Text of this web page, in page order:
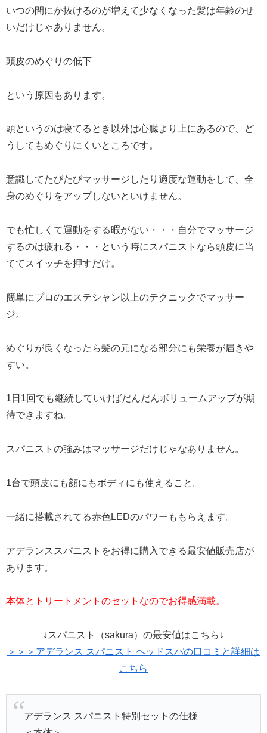
いつの間にか抜けるのが増えて少なくなった髪は年齢のせ
いだけじゃありません。
頭皮のめぐりの低下
という原因もあります。
頭というのは寝てるとき以外は心臓より上にあるので、ど
うしてもめぐりにくいところです。
意識してたびたびマッサージしたり適度な運動をして、全
身のめぐりをアップしないといけません。
でも忙しくて運動をする暇がない・・・自分でマッサージ
するのは疲れる・・・という時にスパニストなら頭皮に当
ててスイッチを押すだけ。
簡単にプロのエステシャン以上のテクニックでマッサー
ジ。
めぐりが良くなったら髪の元になる部分にも栄養が届きや
すい。
1日1回でも継続していけばだんだんボリュームアップが期
待できますね。
スパニストの強みはマッサージだけじゃなありません。
1台で頭皮にも顔にもボディにも使えること。
一緒に搭載されてる赤色LEDのパワーももらえます。
アデランススパニストをお得に購入できる最安値販売店が
あります。
本体とトリートメントのセットなのでお得感満載。
↓スパニスト（sakura）の最安値はこちら↓
＞＞＞アデランス スパニスト ヘッドスパの口コミと詳細は
こちら
アデランス スパニスト特別セットの仕様